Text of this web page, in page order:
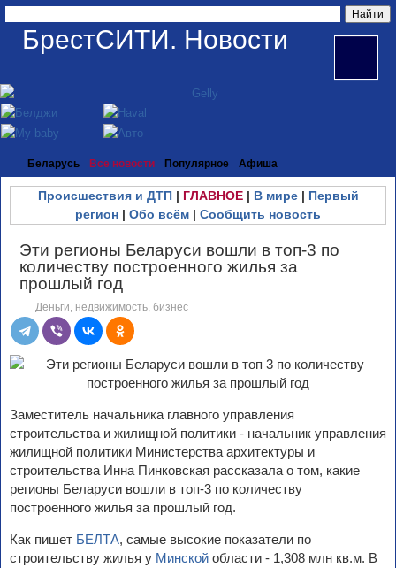
БрестСИТИ. Новости
Беларусь Все новости Популярное Афиша
Происшествия и ДТП| ГЛАВНОЕ| В мире| Первый
регион | Обо всём | Сообщить новость
Эти регионы Беларуси вошли в топ-3 по
количеству построенного жилья за
прошлый год
Деньги, недвижимость, бизнес
Заместитель начальника главного управления
строительства и жилищной политики - начальник управления
жилищной политики Министерства архитектуры и
строительства Инна Пинковская рассказала о том, какие
регионы Беларуси вошли в топ-3 по количеству
построенного жилья за прошлый год.
Как пишет БЕЛТА, самые высокие показатели по
строительству жилья у Минской области - 1,308 млн кв.м. В